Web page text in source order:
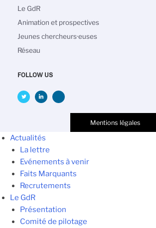
principale
Le GdR
Animation et prospectives
Jeunes chercheurs·euses
Réseau
FOLLOW US
Mentions légales
Actualités
La lettre
Evénements à venir
Faits Marquants
Recrutements
Le GdR
Présentation
Comité de pilotage